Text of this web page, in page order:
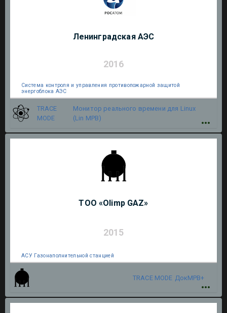
Ленинградская АЭС
2016
Система контроля и управления противопожарной защитой
энергоблока АЭС
TRACE
MODE
Монитор реального времени для Linux
(Lin МРВ)
ТОО «Olimp GAZ»
2015
АСУ Газонаполнительной станцией
TRACE MODE ДокМРВ+